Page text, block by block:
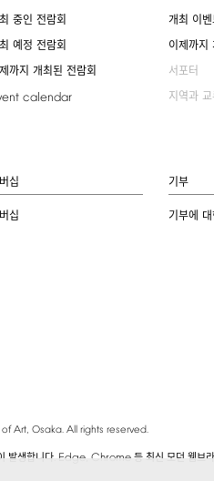
중인 전람회
예정 전람회
까지 개최된 전람회
calendar
개최 이벤
이제까지
서포터
지역과 교
십
십
기부
기부에
of Art, Osaka. All rights reserved.
발생합니다. Edge, Chrome등 최신 모던 웹브